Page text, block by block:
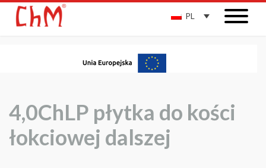
PL
4,0ChLP płytka do kości
łokciowej dalszej